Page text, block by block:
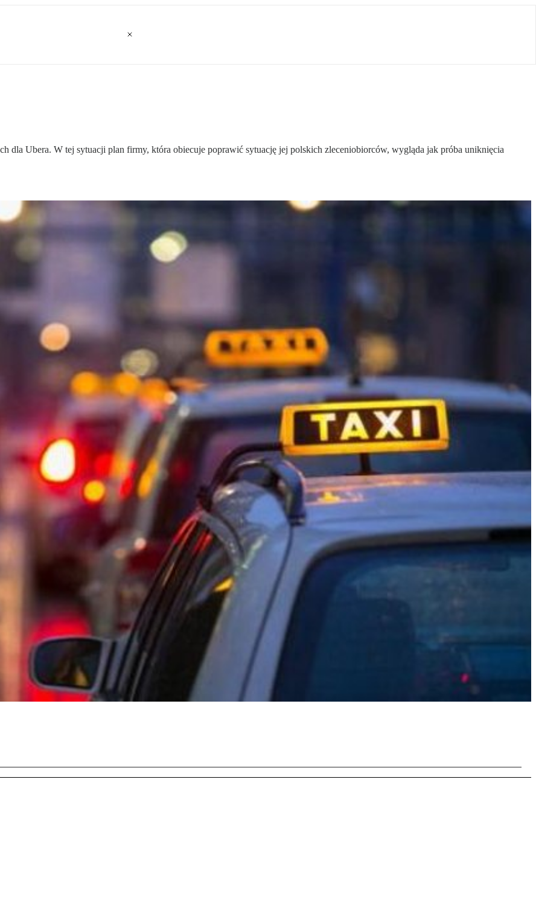
dla Ubera. W tej sytuacji plan firmy, która obiecuje poprawić sytuację jej polskich zleceniobiorców, wygląda jak próba uniknięcia